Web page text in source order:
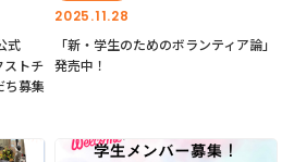
式
ストチ
ち募集
2025.11.28
「新・学生のためのボランティア論」
発売中！